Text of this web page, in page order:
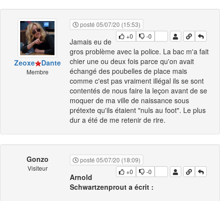
Zeoxe Dante
Membre
posté 05/07/20 (15:53)
+0
-0
Jamais eu de
gros problème avec la police. La bac m'a fait
chier une ou deux fois parce qu'on avait
échangé des poubelles de place mais
comme c'est pas vraiment illégal ils se sont
contentés de nous faire la leçon avant de se
moquer de ma ville de naissance sous
prétexte qu'ils étaient "nuls au foot". Le plus
dur a été de me retenir de rire.
Gonzo
Visiteur
posté 05/07/20 (18:09)
+0
-0
Arnold
Schwartzenprout a écrit :